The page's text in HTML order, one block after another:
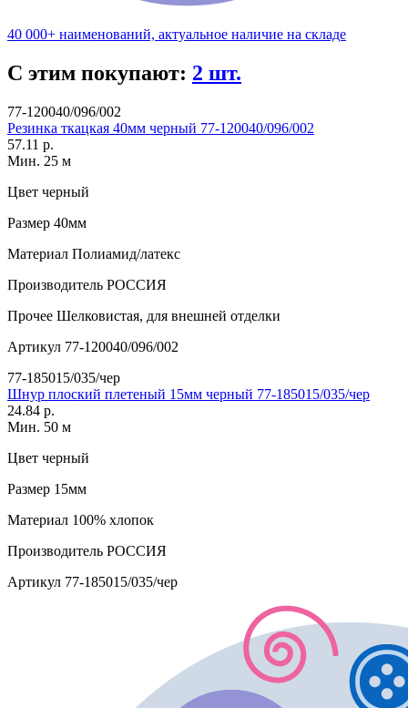
40 000+ наименований, актуальное наличие на складе
С этим покупают: 2 шт.
77-120040/096/002
Резинка ткацкая 40мм черный 77-120040/096/002
57.11 р.
Мин. 25 м
Цвет черный
Размер 40мм
Материал Полиамид/латекс
Производитель РОССИЯ
Прочее Шелковистая, для внешней отделки
Артикул 77-120040/096/002
77-185015/035/чер
Шнур плоский плетеный 15мм черный 77-185015/035/чер
24.84 р.
Мин. 50 м
Цвет черный
Размер 15мм
Материал 100% хлопок
Производитель РОССИЯ
Артикул 77-185015/035/чер